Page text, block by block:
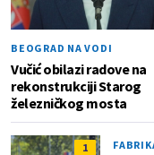
BEOGRAD NA VODI
Vučić obilazi radove na
rekonstrukciji Starog
železničkog mosta
1